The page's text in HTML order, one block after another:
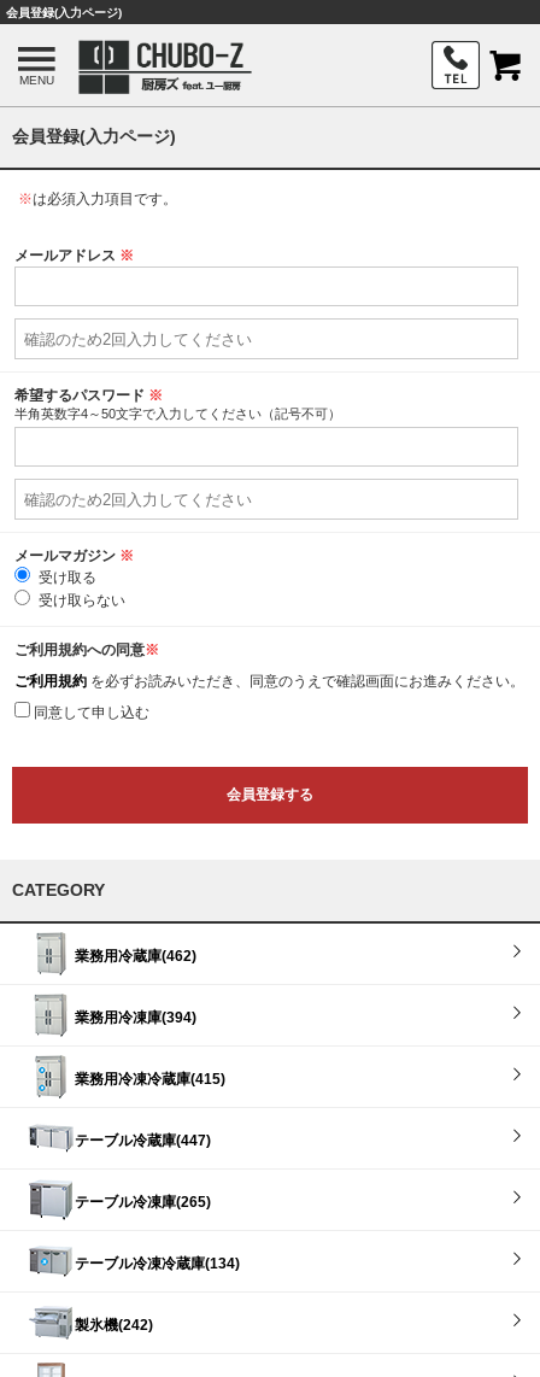
会員登録(入力ページ)
MENU
会員登録(入力ページ)
※は必須入力項目です。
メールアドレス ※
希望するパスワード ※
半角英数字4～50文字で入力してください（記号不可）
メールマガジン ※
受け取る
受け取らない
ご利用規約への同意※
ご利用規約 を必ずお読みいただき、同意のうえで確認画面にお進みください。
同意して申し込む
CATEGORY
業務用冷蔵庫(462)
業務用冷凍庫(394)
業務用冷凍冷蔵庫(415)
テーブル冷蔵庫(447)
テーブル冷凍庫(265)
テーブル冷凍冷蔵庫(134)
製氷機(242)